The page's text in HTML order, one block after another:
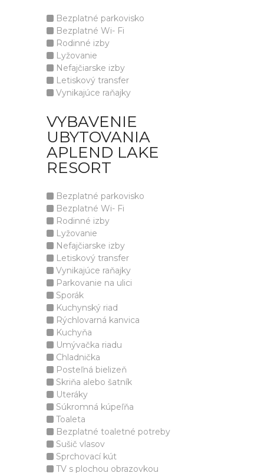
Bezplatné parkovisko
Bezplatné Wi- Fi
Rodinné izby
Lyžovanie
Nefajčiarske izby
Letiskový transfer
Vynikajúce raňajky
VYBAVENIE
UBYTOVANIA
APLEND LAKE
RESORT
Bezplatné parkovisko
Bezplatné Wi- Fi
Rodinné izby
Lyžovanie
Nefajčiarske izby
Letiskový transfer
Vynikajúce raňajky
Parkovanie na ulici
Sporák
Kuchynský riad
Rýchlovarná kanvica
Kuchyňa
Umývačka riadu
Chladnička
Posteľná bielizeň
Skriňa alebo šatník
Uteráky
Súkromná kúpeľňa
Toaleta
Bezplatné toaletné potreby
Sušič vlasov
Sprchovací kút
TV s plochou obrazovkou